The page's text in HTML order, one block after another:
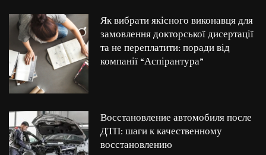
Як вибрати якісного виконавця для
замовлення докторської дисертації
та не переплатити: поради від
компанії “Аспірантура”
Восстановление автомобиля после
ДТП: шаги к качественному
восстановлению